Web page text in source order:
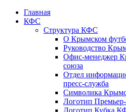
Главная
КФС
Структура КФС
О Крымском
Руководство
Офис-менеджер
союза
Отдел
пресс-служба
Символика
Логотип
Логотип Кубка